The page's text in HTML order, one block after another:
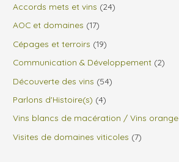
Accords mets et vins (24)
AOC et domaines (17)
Cépages et terroirs (19)
Communication & Développement (2)
Découverte des vins (54)
Parlons d'Histoire(s) (4)
Vins blancs de macération / Vins orange
Visites de domaines viticoles (7)